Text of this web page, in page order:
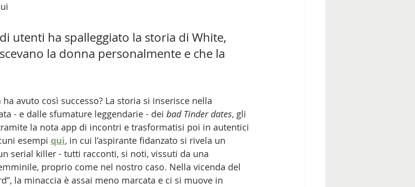
utenti ha spalleggiato la storia di White,
la donna personalmente e che la
avuto così successo? La storia si inserisce nella
- e dalle sfumature leggendarie - dei bad Tinder dates, gli
la nota app di incontri e trasformatisi poi in autentici
esempi qui, in cui l’aspirante fidanzato si rivela un
serial killer - tutti racconti, si noti, vissuti da una
proprio come nel nostro caso. Nella vicenda del
la minaccia è assai meno marcata e ci si muove in